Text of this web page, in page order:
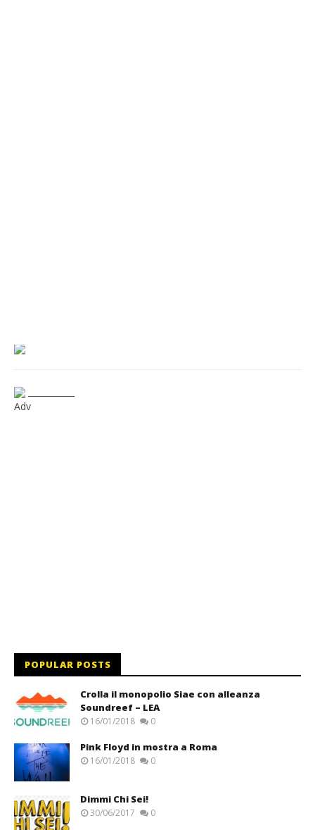
Adv
POPULAR POSTS
Crolla il monopolio Siae con alleanza
Soundreef – LEA
16/01/2018 0
Pink Floyd in mostra a Roma
16/01/2018 0
Dimmi Chi Sei!
30/06/2017 0